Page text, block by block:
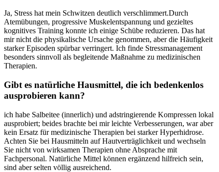
Ja, Stress hat mein Schwitzen deutlich verschlimmert.Durch
Atemübungen, progressive Muskelentspannung und gezieltes
kognitives Training konnte ich‌ einige Schübe reduzieren. Das ‌hat
mir nicht die physikalische Ursache genommen, aber die Häufigkeit
starker Episoden spürbar verringert. Ich finde Stressmanagement
besonders sinnvoll als⁢ begleitende Maßnahme zu medizinischen
Therapien.
Gibt es natürliche Hausmittel, die ich bedenkenlos
ausprobieren kann?
ich habe Salbeitee (innerlich) und adstringierende⁣ Kompressen lokal
ausprobiert; beides ​brachte bei mir leichte Verbesserungen, war aber
kein Ersatz für ⁢medizinische Therapien bei starker Hyperhidrose.
Achten Sie bei Hausmitteln auf Hautverträglichkeit und wechseln
Sie nicht‌ von wirksamen Therapien ohne ⁤Absprache mit
Fachpersonal. ⁤Natürliche Mittel können ergänzend hilfreich sein,
sind aber selten⁤ völlig ausreichend.